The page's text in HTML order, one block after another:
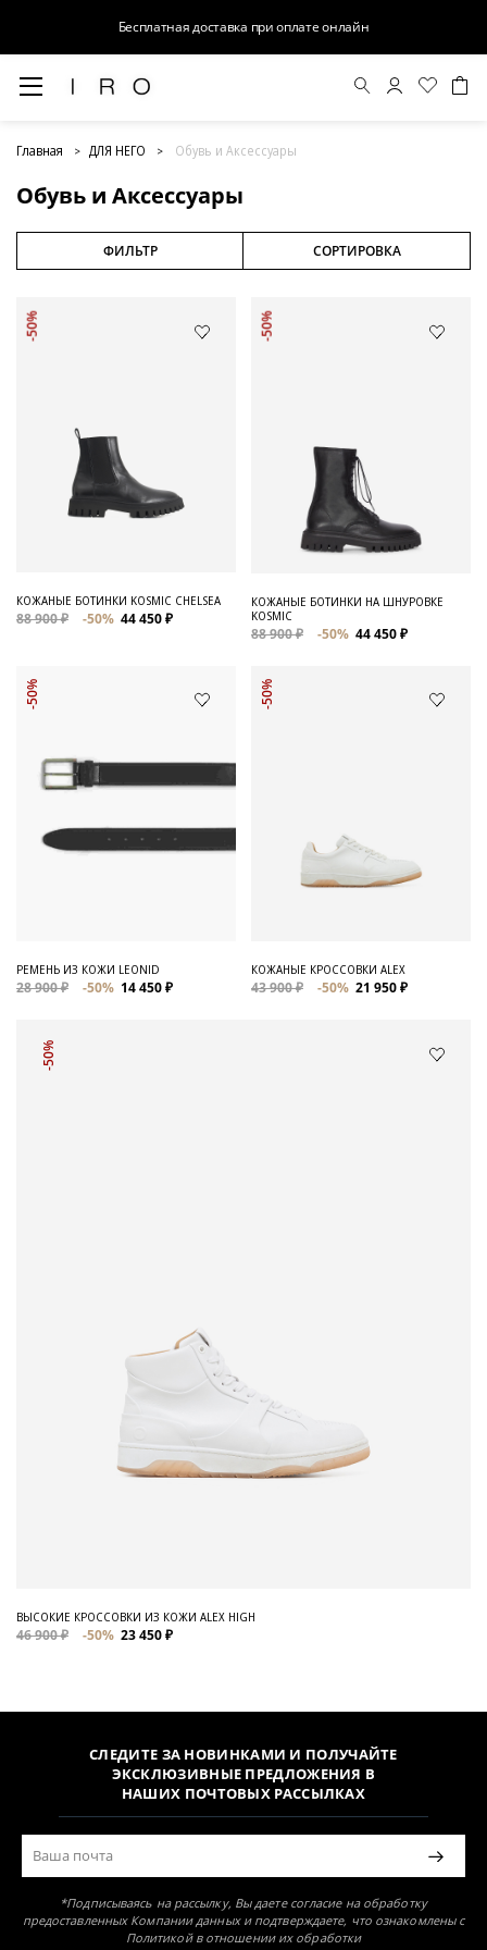
Бесплатная доставка при оплате онлайн
Главная ДЛЯ НЕГО Обувь и Аксессуары
Обувь и Аксессуары
ФИЛЬТР СОРТИРОВКА
-50%
КОЖАНЫЕ БОТИНКИ KOSMIC CHELSEA
88 900 ₽ -50% 44 450 ₽
-50%
КОЖАНЫЕ БОТИНКИ НА ШНУРОВКЕ
KOSMIC
88 900 ₽ -50% 44 450 ₽
-50%
РЕМЕНЬ ИЗ КОЖИ LEONID
28 900 ₽ -50% 14 450 ₽
-50%
КОЖАНЫЕ КРОССОВКИ ALEX
43 900 ₽ -50% 21 950 ₽
-50%
ВЫСОКИЕ КРОССОВКИ ИЗ КОЖИ ALEX HIGH
46 900 ₽ -50% 23 450 ₽
СЛЕДИТЕ ЗА НОВИНКАМИ И ПОЛУЧАЙТЕ
ЭКСКЛЮЗИВНЫЕ ПРЕДЛОЖЕНИЯ В
НАШИХ ПОЧТОВЫХ РАССЫЛКАХ
*Подписываясь на рассылку, Вы даете согласие на обработку
предоставленных Компании данных и подтверждаете, что ознакомлены с
Политикой в отношении их обработки